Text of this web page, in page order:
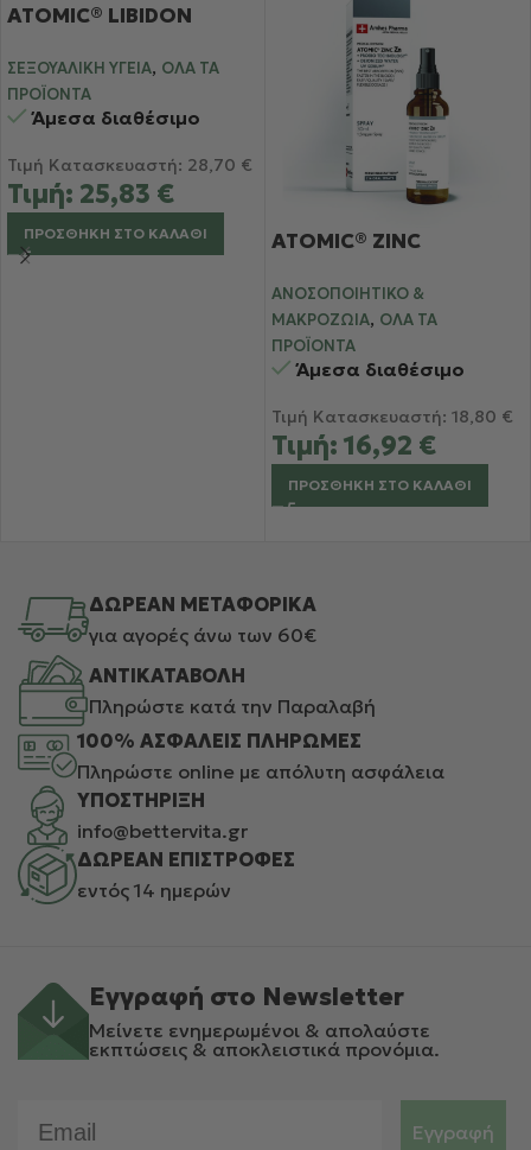
ATOMIC® LIBIDON
ΣΕΞΟΥΑΛΙΚΉ ΥΓΕΊΑ, ΌΛΑ ΤΑ
ΠΡΟΪΌΝΤΑ
Άμεσα διαθέσιμο
Τιμή Κατασκευαστή: 28,70 €
Τιμή: 25,83 €
ΠΡΟΣΘΉΚΗ ΣΤΟ ΚΑΛΆΘΙ ATOMIC® ZINC
ΑΝΟΣΟΠΟΙΗΤΙΚΌ &
ΜΑΚΡΟΖΩΊΑ, ΌΛΑ ΤΑ
ΠΡΟΪΌΝΤΑ
Άμεσα διαθέσιμο
Τιμή Κατασκευαστή: 18,80 €
Τιμή: 16,92 €
ΠΡΟΣΘΉΚΗ ΣΤΟ ΚΑΛΆΘΙ
ΔΩΡΕΑΝ ΜΕΤΑΦΟΡΙΚΑ
για αγορές άνω των 60€
ΑΝΤΙΚΑΤΑΒΟΛΗ
Πληρώστε κατά την Παραλαβή
100% ΑΣΦΑΛΕΙΣ ΠΛΗΡΩΜΕΣ
Πληρώστε online με απόλυτη ασφάλεια
ΥΠΟΣΤΗΡΙΞΗ
info@bettervita.gr
ΔΩΡΕΑΝ ΕΠΙΣΤΡΟΦΕΣ
εντός 14 ημερών
Εγγραφή στο Newsletter
Μείνετε ενημερωμένοι & απολαύστε
εκπτώσεις & αποκλειστικά προνόμια.
Εγγραφή